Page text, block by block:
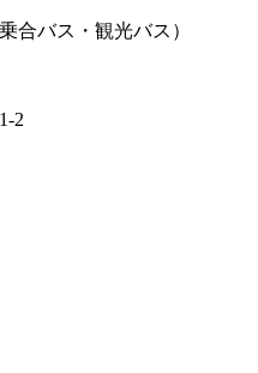
合バス・観光バス）
2